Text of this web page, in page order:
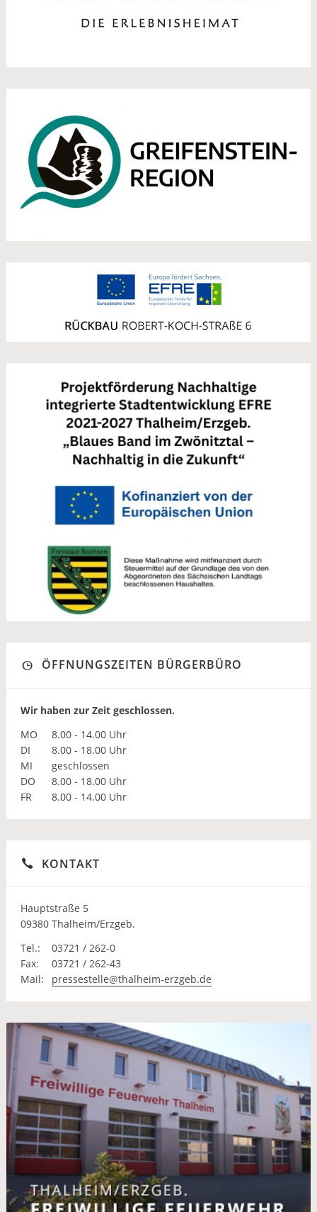
ÖFFNUNGSZEITEN BÜRGERBÜRO
Wir haben zur Zeit geschlossen.
MO
8.00 - 14.00 Uhr
DI
8.00 - 18.00 Uhr
MI
geschlossen
DO
8.00 - 18.00 Uhr
FR
8.00 - 14.00 Uhr
KONTAKT
Hauptstraße 5
09380 Thalheim/Erzgeb.
Tel.:
03721 / 262-0
Fax:
03721 / 262-43
Mail:
pressestelle@thalheim-erzgeb.de